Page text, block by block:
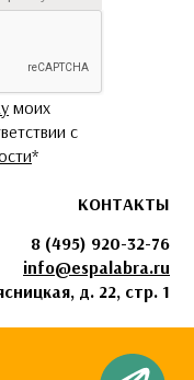
Чат с
моих
с
*
КОНТАКТЫ
8 (495) 920-32-76
info@espalabra.ru
д. 22, стр. 1